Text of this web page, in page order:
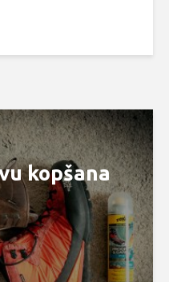
kopšana